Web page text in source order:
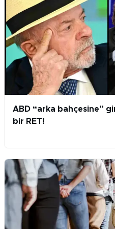
ABD “arka bahçesine”
bir RET!